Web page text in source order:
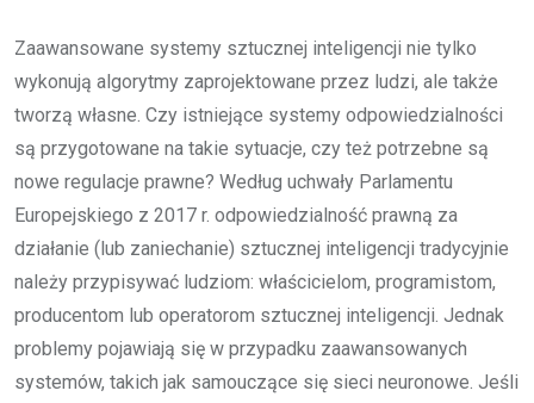
Zaawansowane systemy sztucznej inteligencji nie tylko
wykonują algorytmy zaprojektowane przez ludzi, ale także
tworzą własne. Czy istniejące systemy odpowiedzialności
są przygotowane na takie sytuacje, czy też potrzebne są
nowe regulacje prawne? Według uchwały Parlamentu
Europejskiego z 2017 r. odpowiedzialność prawną za
działanie (lub zaniechanie) sztucznej inteligencji tradycyjnie
należy przypisywać ludziom: właścicielom, programistom,
producentom lub operatorom sztucznej inteligencji. Jednak
problemy pojawiają się w przypadku zaawansowanych
systemów, takich jak samouczące się sieci neuronowe. Jeśli